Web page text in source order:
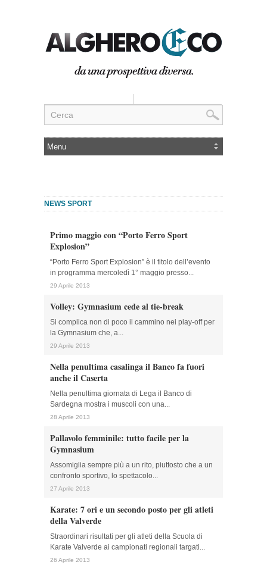
NEWS SPORT
Primo maggio con “Porto Ferro Sport
Explosion”
“Porto Ferro Sport Explosion” è il titolo dell’evento
in programma mercoledì 1° maggio presso...
29 Aprile 2013
Volley: Gymnasium cede al tie-break
Si complica non di poco il cammino nei play-off per
la Gymnasium che, a...
29 Aprile 2013
Nella penultima casalinga il Banco fa fuori
anche il Caserta
Nella penultima giornata di Lega il Banco di
Sardegna mostra i muscoli con una...
28 Aprile 2013
Pallavolo femminile: tutto facile per la
Gymnasium
Assomiglia sempre più a un rito, piuttosto che a un
confronto sportivo, lo spettacolo...
27 Aprile 2013
Karate: 7 ori e un secondo posto per gli atleti
della Valverde
Straordinari risultati per gli atleti della Scuola di
Karate Valverde ai campionati regionali targati...
26 Aprile 2013